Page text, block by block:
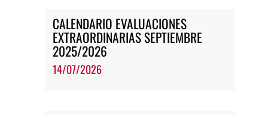
CALENDARIO EVALUACIONES
EXTRAORDINARIAS SEPTIEMBRE
2025/2026
14/07/2026